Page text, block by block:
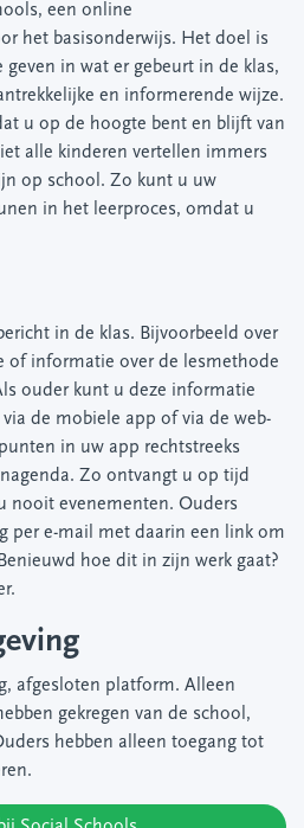
een online
het basisonderwijs. Het doel is
in wat er gebeurt in de klas,
en informerende wijze.
u op de hoogte bent en blijft van
alle kinderen vertellen immers
op school. Zo kunt u uw
in het leerproces, omdat u
in de klas. Bijvoorbeeld over
of informatie over de lesmethode
ouder kunt u deze informatie
de mobiele app of via de web-
in uw app rechtstreeks
Zo ontvangt u op tijd
nooit evenementen. Ouders
per e-mail met daarin een link om
hoe dit in zijn werk gaat?
afgesloten platform. Alleen
gekregen van de school,
hebben alleen toegang tot